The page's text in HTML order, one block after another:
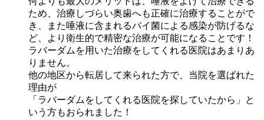
ため、治療しづらい奥歯へも正確に治療することがで
き、また唾液に含まれるバイ菌による感染が防げるな
ど、より衛生的で精密な治療が可能になることです！
ラバーダムを用いた治療をしてくれる医院はあまりあ
りません。
他の地区から転居して来られた方で、当院を選ばれた
理由が
「ラバーダムをしてくれる医院を探していたから」と
いう方もおられました！